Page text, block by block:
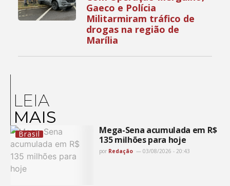
Gaeco e Polícia
Militarmiram tráfico de
drogas na região de
Marília
LEIA
MAIS
Brasil
Mega-Sena acumulada em R$
135 milhões para hoje
por Redação 03/08/2026 - 20:43